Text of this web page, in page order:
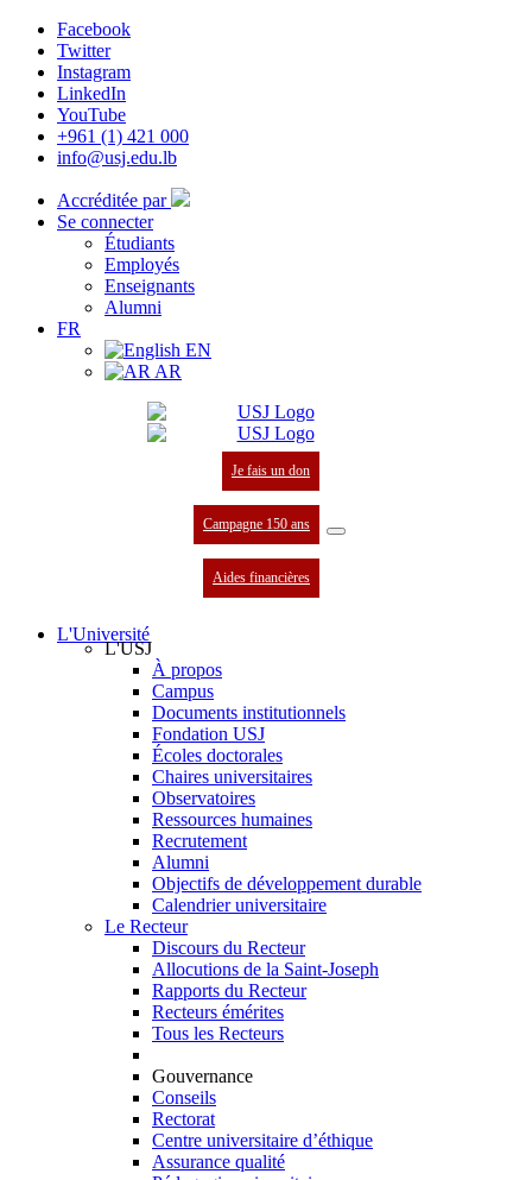
Facebook
Twitter
Instagram
LinkedIn
YouTube
+961 (1) 421 000
info@usj.edu.lb
Accréditée par
Se connecter
Étudiants
Employés
Enseignants
Alumni
FR
EN
AR
Je fais un don
Campagne 150 ans
Aides financières
L'Université
L'USJ
À propos
Campus
Documents institutionnels
Fondation USJ
Écoles doctorales
Chaires universitaires
Observatoires
Ressources humaines
Recrutement
Alumni
Objectifs de développement durable
Calendrier universitaire
Le Recteur
Discours du Recteur
Allocutions de la Saint-Joseph
Rapports du Recteur
Recteurs émérites
Tous les Recteurs
Gouvernance
Conseils
Rectorat
Centre universitaire d’éthique
Assurance qualité